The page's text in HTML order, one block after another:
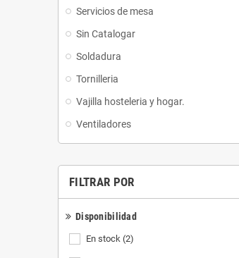
Servicios de mesa
Sin Catalogar
Soldadura
Tornilleria
Vajilla hosteleria y hogar.
Ventiladores
FILTRAR POR
Disponibilidad
En stock (2)